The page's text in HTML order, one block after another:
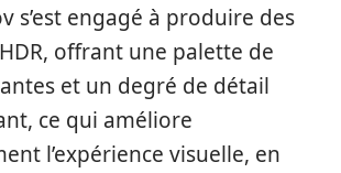
s’est engagé à produire des
offrant une palette de
et un degré de détail
ce qui améliore
l’expérience visuelle, en